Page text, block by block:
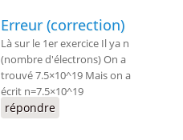
Erreur (correction)
Là sur le 1er exercice Il ya n
(nombre d'électrons) On a
trouvé 7.5×10^19 Mais on a
écrit n=7.5×10^19
répondre